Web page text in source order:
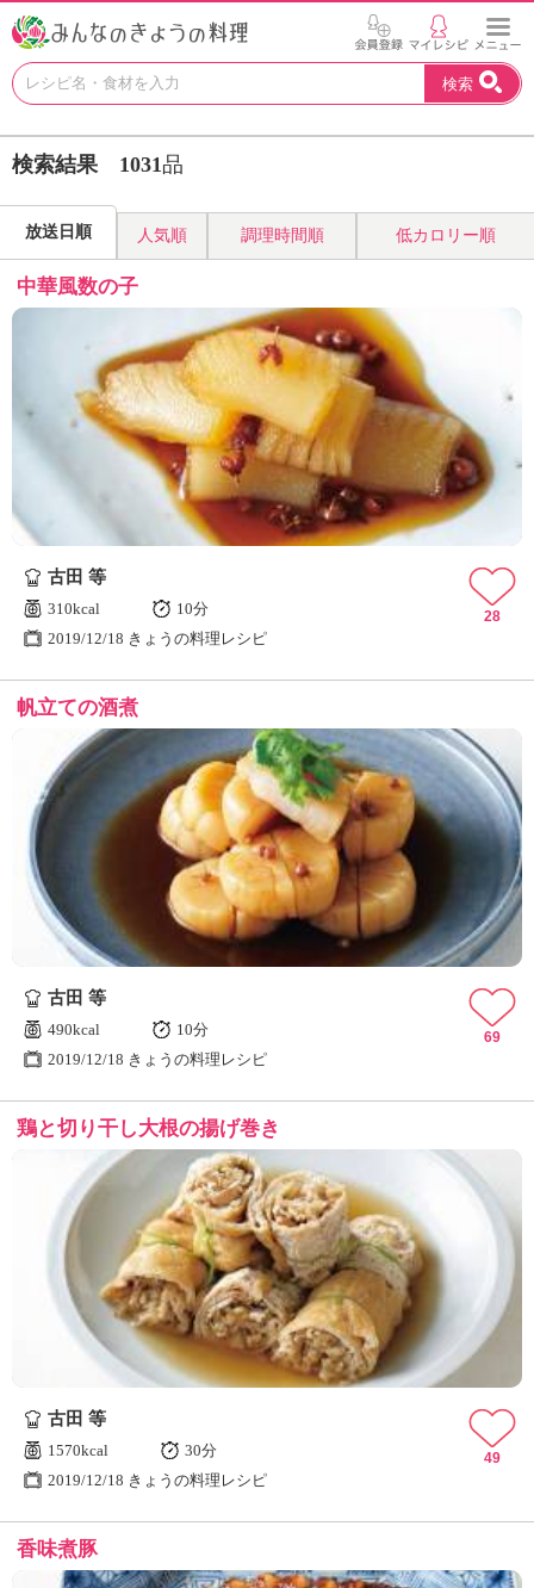
お
い
ピ
を
見
け
よ
う
N
H
K
エ
デ
ョ
み
ん
な
の
き
ょ
う
の
料
理
検索
検索結果 1031品
放送日順 人気順 調理時間順 低カロリー順
中華風数の子
古田 等
310kcal
10分
2019/12/18 きょうの料理レシピ
28
帆立ての酒煮
古田 等
490kcal
10分
2019/12/18 きょうの料理レシピ
69
鶏と切り干し大根の揚げ巻き
古田 等
1570kcal
30分
2019/12/18 きょうの料理レシピ
49
香味煮豚